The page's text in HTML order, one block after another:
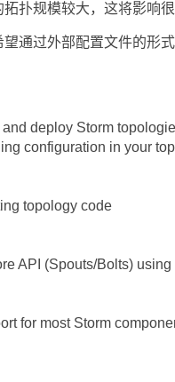
扑规模较大，这将影响很
过外部配置文件的形式
deploy Storm
configuration in your
topology code
(Spouts/Bolts) using
most Storm